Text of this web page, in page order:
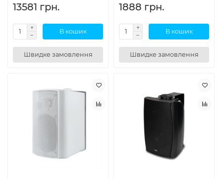
13581 грн.
В кошик
Швидке замовлення
1888 грн.
В кошик
Швидке замовлення